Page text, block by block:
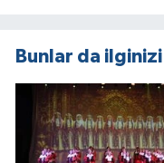
Bunlar da